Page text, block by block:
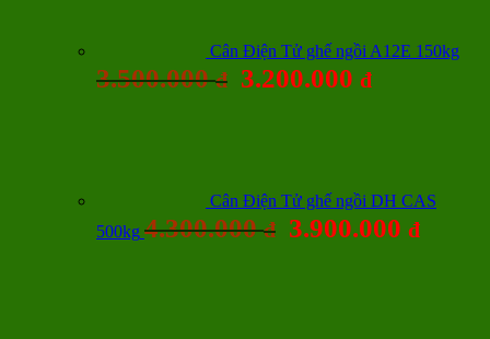
Cân Điện Tử ghế ngồi A12E 150kg
3.500.000đ 3.200.000 đ
Cân Điện Tử ghế ngồi DH CAS
500kg 4.300.000đ 3.900.000 đ